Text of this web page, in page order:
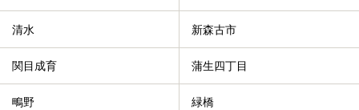
清水 新森古市
関目成育 蒲生四丁目
鴫野 緑橋